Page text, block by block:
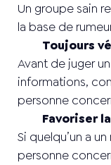
Un groupe sain
la base de
Toujours
Avant de juger
informations,
personne
Favoriser
Si quelqu’un a
personne